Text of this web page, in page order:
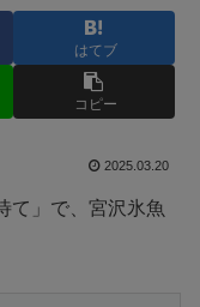
はてブ
コピー
2025.03.20
て」で、宮沢氷魚